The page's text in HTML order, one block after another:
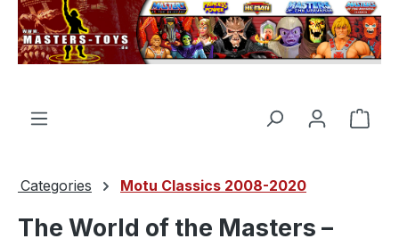
content
Categories Motu Classics 2008-2020
The World of the Masters –